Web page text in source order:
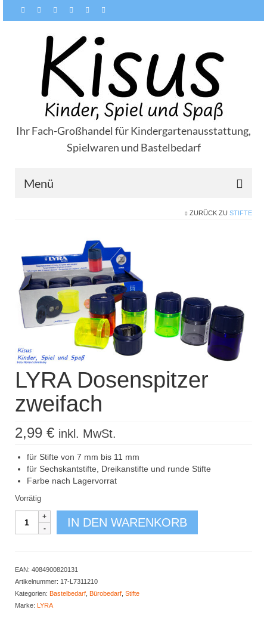
Ihr Fach-Großhandel für Kindergartenausstattung,
Spielwaren und Bastelbedarf
Menü
Zahlungsarten
Versandarten
Kisus Katalog anfordern
Newsletter
Log In / Mein Konto
Products
search
ZURÜCK ZU STIFTE
LYRA Dosenspitzer
zweifach
2,99 € inkl. MwSt.
für Stifte von 7 mm bis 11 mm
für Sechskantstifte, Dreikanstifte und runde Stifte
Farbe nach Lagervorrat
Vorrätig
Dosenspitzer IN DEN WARENKORB
EAN: 4084900820131
Artikelnummer: 17-L7311210
Kategorien: Bastelbedarf Bürobedarf Stifte
Marke: LYRA